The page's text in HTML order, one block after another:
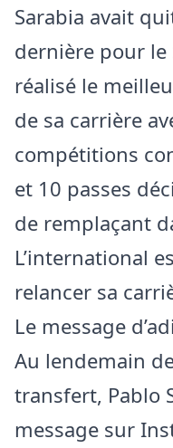
Sarabia avait
dernière pour
réalisé le
de sa carrière
compétitions
et 10 passes
de remplaçant
L’international
relancer sa
Le message
Au lendemain
transfert, Pablo
message sur